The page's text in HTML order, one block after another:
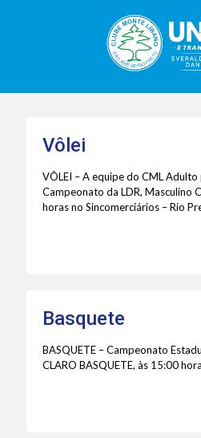
Vôlei
VÔLEI – A equipe do CML
Campeonato da LDR, Masculino
horas no Sincomerciários – Rio
Basquete
BASQUETE – Campeonato
CLARO BASQUETE, às 15:00